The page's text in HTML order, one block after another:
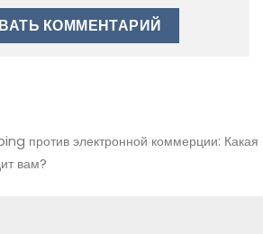
против электронной коммерции: Какая
вам?